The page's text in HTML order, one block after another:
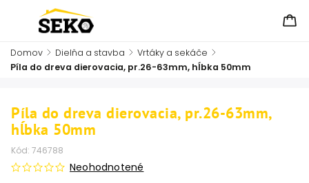
Domov / Dielňa a stavba / Vrtáky a sekáče /
Píla do dreva dierovacia, pr.26-63mm, hĺbka 50mm
Píla do dreva dierovacia, pr.26-63mm,
hĺbka 50mm
Kód: 746788
Neohodnotené